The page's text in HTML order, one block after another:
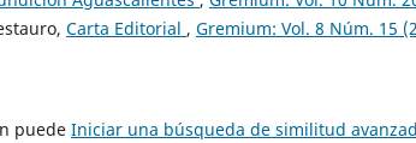
Carta Editorial , Gremium: Vol. 8 Núm. 15
puede Iniciar una búsqueda de similitud